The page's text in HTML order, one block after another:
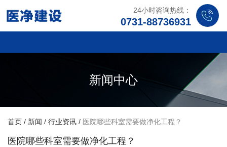
24小时咨询热线：
0731-88736931
新闻中心
首页 / 新闻 / 行业资讯 / 医院哪些科室需要做净化工程？
医院哪些科室需要做净化工程？